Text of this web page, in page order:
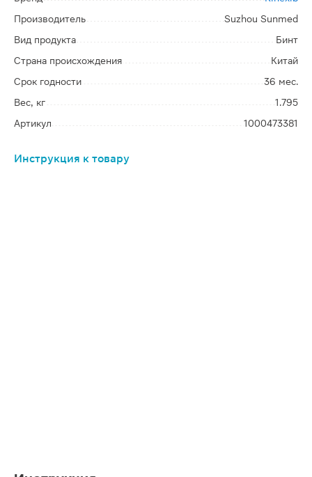
Производитель
Suzhou Sunmed
Вид продукта
Бинт
Страна происхождения
Китай
Срок годности
36 мес.
Вес, кг
1.795
Артикул
1000473381
Инструкция к товару